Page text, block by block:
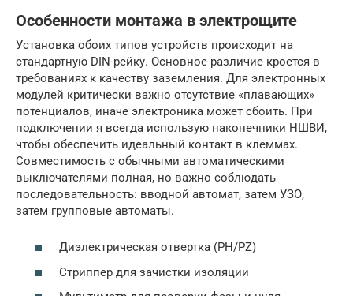
Особенности монтажа в электрощите
Установка обоих типов устройств происходит на
стандартную DIN-рейку. Основное различие кроется в
требованиях к качеству заземления. Для электронных
модулей критически важно отсутствие «плавающих»
потенциалов, иначе электроника может сбоить. При
подключении я всегда использую наконечники НШВИ,
чтобы обеспечить идеальный контакт в клеммах.
Совместимость с обычными автоматическими
выключателями полная, но важно соблюдать
последовательность: вводной автомат, затем УЗО,
затем групповые автоматы.
Диэлектрическая отвертка (PH/PZ)
Стриппер для зачистки изоляции